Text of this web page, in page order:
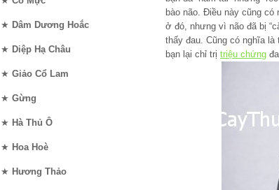
bào não. Điều này cũng có
ở đó, nhưng vì não đã bị
thấy đau. Cũng có nghĩa
bạn lại chỉ trị triệu chứng
★ Dâm Dương Hoắc
★ Diệp Hạ Châu
★ Giảo Cổ Lam
★ Gừng
★ Hà Thủ Ô
★ Hoa Hoè
★ Hương Thảo